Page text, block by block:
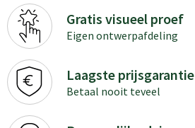
Gratis visueel proef
Eigen ontwerpafdeling
Laagste prijsgarantie
Betaal nooit teveel